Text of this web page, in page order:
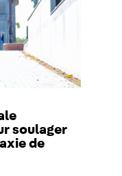
soulager
de